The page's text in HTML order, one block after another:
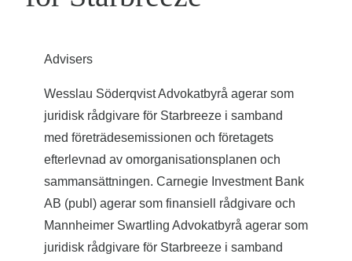
Advisers
Wesslau Söderqvist Advokatbyrå agerar som
juridisk rådgivare för Starbreeze i samband
med företrädesemissionen och företagets
efterlevnad av omorganisationsplanen och
sammansättningen. Carnegie Investment Bank
AB (publ) agerar som finansiell rådgivare och
Mannheimer Swartling Advokatbyrå agerar som
juridisk rådgivare för Starbreeze i samband